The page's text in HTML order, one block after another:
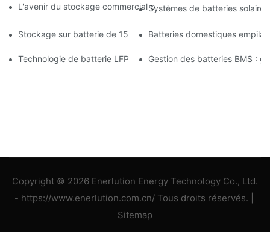
L'avenir du stockage commercial par batterie : tendances et
Systèmes de batteries
Stockage sur batterie de 15 kW : alimentez votre avenir en
Batteries domestiques
Technologie de batterie LFP : un choix durable pour le
Gestion des batteries BMS :
Copyright © 2026 Enerlution Energy Technology Co., Ltd.
- https://www.enerlution.com.cn/ Tous droits réservés. |
Sitemap